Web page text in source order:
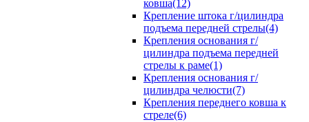
ковша(12)
Крепление штока г/цилиндра
подъема передней стрелы(4)
Крепления основания г/
цилиндра подъема передней
стрелы к раме(1)
Крепления основания г/
цилиндра челюсти(7)
Крепления переднего ковша к
стреле(6)